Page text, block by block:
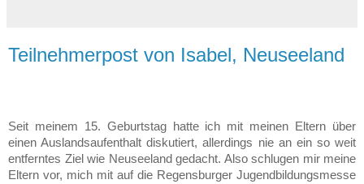
Teilnehmerpost von Isabel, Neuseeland
Seit meinem 15. Geburtstag hatte ich mit meinen Eltern über
einen Auslands­auf­enthalt diskutiert, allerdings nie an ein so weit
entferntes Ziel wie Neuseeland ge­­dacht. Also schlugen mir meine
Eltern vor, mich mit auf die Regensburger Ju­gend­bildungs­messe